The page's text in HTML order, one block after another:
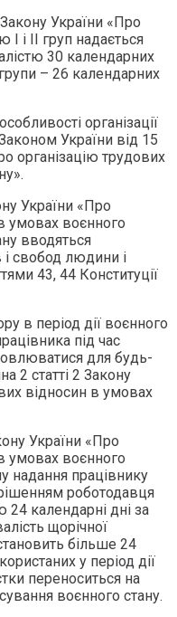
України «Про
I і II груп надається
30 календарних
– 26 календарних
організації
України від 15
організацію трудових
України «Про
умовах воєнного
вводяться
свобод людини і
43, 44 Конституції
в період дії воєнного
під час
для будь-
2 статті 2 Закону
відносин в умовах
України «Про
умовах воєнного
надання працівнику
роботодавця
календарні дні за
щорічної
більше 24
у період дії
переноситься на
воєнного стану.